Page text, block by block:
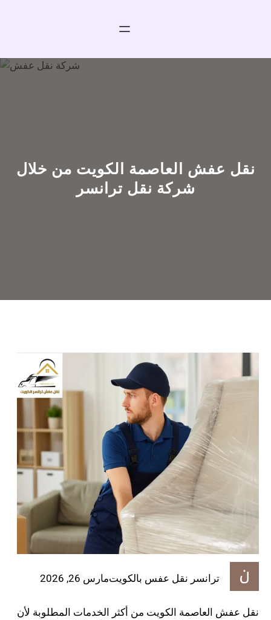
نقل عفش العاصمة الكويت من خلال
شركة نقل ترانسر
ترانسر نقل عفس بالكويتمارس 26, 2026
نقل عفش العاصمة الكويت من أكثر الخدمات المطلوبة لأن